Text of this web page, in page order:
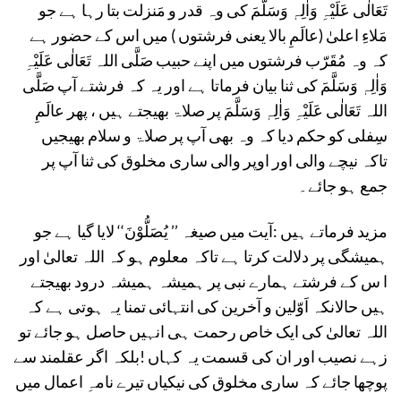
تَعَالٰی عَلَیْہِ وَاٰلِہٖ وَسَلَّمَ کی وہ قدر و مَنزلت بتا رہا ہے جو
مَلاءِ اعلیٰ (عالَمِ بالا یعنی فرشتوں ) میں اس کے حضور ہے
کہ وہ مُقَرّب فرشتوں میں اپنے حبیب صَلَّی اللہ تَعَالٰی عَلَیْہِ
وَاٰلِہٖ وَسَلَّمَ کی ثنا بیان فرماتا ہے اور یہ کہ فرشتے آپ صَلَّی
اللہ تَعَالٰی عَلَیْہِ وَاٰلِہٖ وَسَلَّمَ پر صلاۃ بھیجتے ہیں ، پھر عالَمِ
سِفلی کو حکم دیا کہ وہ بھی آپ پر صلاۃ و سلام بھیجیں
تاکہ نیچے والی اور اوپر والی ساری مخلوق کی ثنا آپ پر
جمع ہو جائے۔
مزید فرماتے ہیں :آیت میں صیغہ ’’ یُصَلُّوْنَ‘‘ لایا گیا ہے جو
ہمیشگی پر دلالت کرتا ہے تاکہ معلوم ہو کہ اللہ تعالیٰ اور
ا س کے فرشتے ہمارے نبی پر ہمیشہ ہمیشہ درود بھیجتے
ہیں حالانکہ اَوّلین و آخرین کی انتہائی تمنا یہ ہوتی ہے کہ
اللہ تعالیٰ کی ایک خاص رحمت ہی انہیں حاصل ہو جائے تو
زہے نصیب اور ان کی قسمت یہ کہاں !بلکہ اگر عقلمند سے
پوچھا جائے کہ ساری مخلوق کی نیکیاں تیرے نامہِ اعمال میں